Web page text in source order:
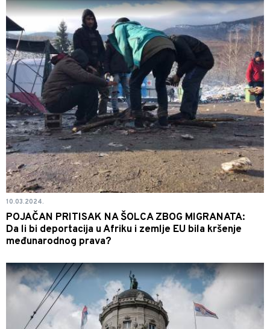
10.03.2024.
POJAČAN PRITISAK NA ŠOLCA ZBOG MIGRANATA:
Da li bi deportacija u Afriku i zemlje EU bila kršenje
međunarodnog prava?